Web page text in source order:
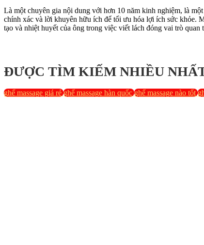
Là một chuyên gia nội dung với hơn 10 năm kinh nghiệm, là
chính xác và lời khuyên hữu ích để tối ưu hóa lợi ích sức khỏe.
tạo và nhiệt huyết của ông trong việc viết lách đóng vai trò
ĐƯỢC TÌM KIẾM NHIỀU
ghế massage giá rẻ ghế massage hàn quốc ghế massage nào tốt